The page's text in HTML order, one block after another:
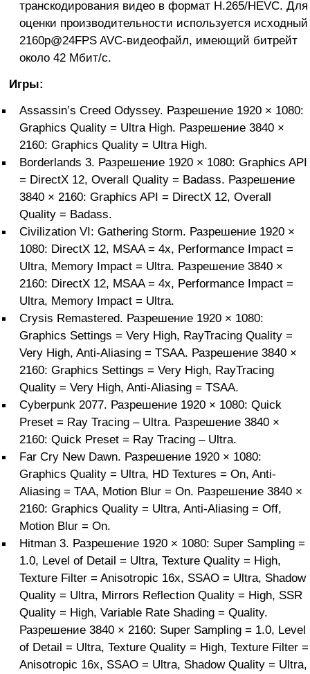
транскодирования видео в формат H.265/HEVC. Для
оценки производительности используется исходный
2160p@24FPS AVC-видеофайл, имеющий битрейт
около 42 Мбит/с.
Игры:
Assassin’s Creed Odyssey. Разрешение 1920 × 1080:
Graphics Quality = Ultra High. Разрешение 3840 ×
2160: Graphics Quality = Ultra High.
Borderlands 3. Разрешение 1920 × 1080: Graphics API
= DirectX 12, Overall Quality = Badass. Разрешение
3840 × 2160: Graphics API = DirectX 12, Overall
Quality = Badass.
Civilization VI: Gathering Storm. Разрешение 1920 ×
1080: DirectX 12, MSAA = 4x, Performance Impact =
Ultra, Memory Impact = Ultra. Разрешение 3840 ×
2160: DirectX 12, MSAA = 4x, Performance Impact =
Ultra, Memory Impact = Ultra.
Crysis Remastered. Разрешение 1920 × 1080:
Graphics Settings = Very High, RayTracing Quality =
Very High, Anti-Aliasing = TSAA. Разрешение 3840 ×
2160: Graphics Settings = Very High, RayTracing
Quality = Very High, Anti-Aliasing = TSAA.
Cyberpunk 2077. Разрешение 1920 × 1080: Quick
Preset = Ray Tracing – Ultra. Разрешение 3840 ×
2160: Quick Preset = Ray Tracing – Ultra.
Far Cry New Dawn. Разрешение 1920 × 1080:
Graphics Quality = Ultra, HD Textures = On, Anti-
Aliasing = TAA, Motion Blur = On. Разрешение 3840 ×
2160: Graphics Quality = Ultra, Anti-Aliasing = Off,
Motion Blur = On.
Hitman 3. Разрешение 1920 × 1080: Super Sampling =
1.0, Level of Detail = Ultra, Texture Quality = High,
Texture Filter = Anisotropic 16x, SSAO = Ultra, Shadow
Quality = Ultra, Mirrors Reflection Quality = High, SSR
Quality = High, Variable Rate Shading = Quality.
Разрешение 3840 × 2160: Super Sampling = 1.0, Level
of Detail = Ultra, Texture Quality = High, Texture Filter =
Anisotropic 16x, SSAO = Ultra, Shadow Quality = Ultra,